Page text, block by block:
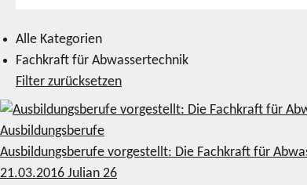
Alle Kategorien
Fachkraft für Abwassertechnik
Filter zurücksetzen
Ausbildungsberufe
Ausbildungsberufe vorgestellt: Die Fachkraft für
21.03.2016 Julian 26